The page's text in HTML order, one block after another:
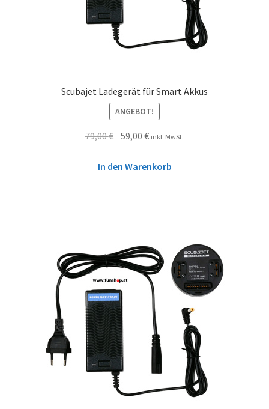
Scubajet Ladegerät für Smart Akkus
ANGEBOT!
79,00€ 59,00€ inkl. MwSt.
In den Warenkorb